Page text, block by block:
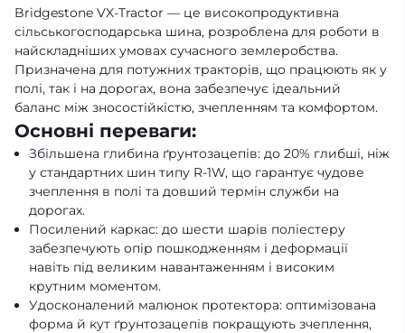
Bridgestone VX-Tractor — це високопродуктивна
сільськогосподарська шина, розроблена для роботи в
найскладніших умовах сучасного землеробства.
Призначена для потужних тракторів, що працюють як у
полі, так і на дорогах, вона забезпечує ідеальний
баланс між зносостійкістю, зчепленням та комфортом.
Основні переваги:
Збільшена глибина ґрунтозацепів: до 20% глибші, ніж
у стандартних шин типу R-1W, що гарантує чудове
зчеплення в полі та довший термін служби на
дорогах.
Посилений каркас: до шести шарів поліестеру
забезпечують опір пошкодженням і деформації
навіть під великим навантаженням і високим
крутним моментом.
Удосконалений малюнок протектора: оптимізована
форма й кут ґрунтозацепів покращують зчеплення,